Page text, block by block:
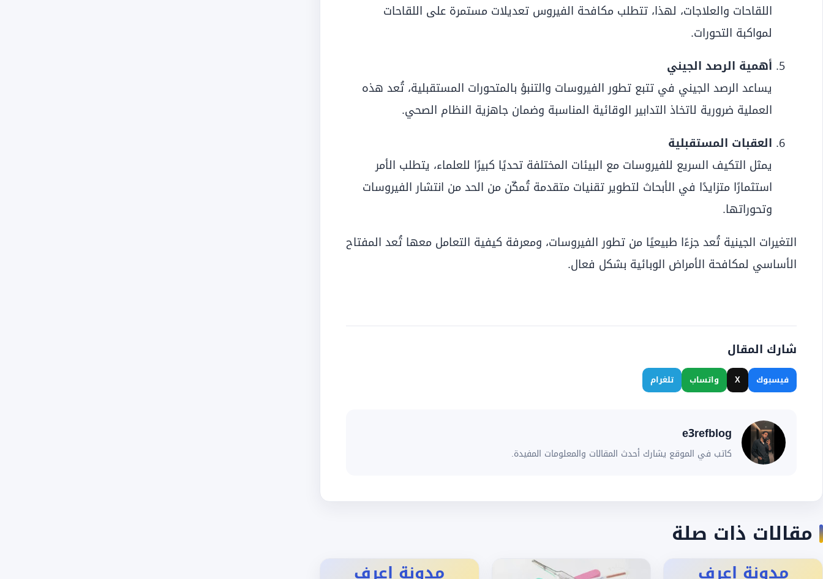
اللقاحات والعلاجات، لهذا، تتطلب مكافحة الفيروس تعديلات مستمرة على اللقاحات
لمواكبة التحورات.
أهمية الرصد الجيني
يساعد الرصد الجيني في تتبع تطور الفيروسات والتنبؤ بالمتحورات المستقبلية، تُعد هذه
العملية ضرورية لاتخاذ التدابير الوقائية المناسبة وضمان جاهزية النظام الصحي.
العقبات المستقبلية
يمثل التكيف السريع للفيروسات مع البيئات المختلفة تحديًا كبيرًا للعلماء، يتطلب الأمر
استثمارًا متزايدًا في الأبحاث لتطوير تقنيات متقدمة تُمكّن من الحد من انتشار الفيروسات
وتحوراتها.
التغيرات الجينية تُعد جزءًا طبيعيًا من تطور الفيروسات، ومعرفة كيفية التعامل معها تُعد المفتاح
الأساسي لمكافحة الأمراض الوبائية بشكل فعال.
شارك المقال
فيسبوك X واتساب تلغرام
e3refblog
كاتب في الموقع يشارك أحدث المقالات والمعلومات المفيدة.
مقالات ذات صلة